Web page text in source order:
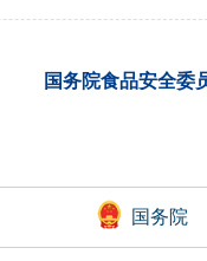
国务院食品安全委
国务院